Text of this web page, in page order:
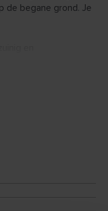
de begane grond. Je
om de woning
verdieping